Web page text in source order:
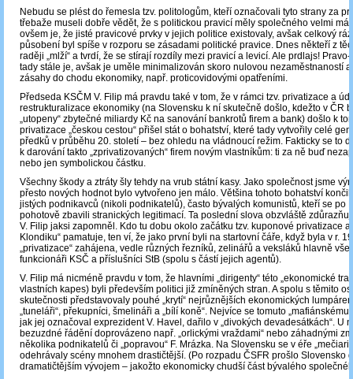
Nebudu se plést do řemesla tzv. politologům, kteří označovali tyto strany za
třebaže museli dobře vědět, že s politickou pravicí měly společného velmi
ovšem je, že jisté pravicové prvky v jejich politice existovaly, avšak celkový
působení byl spíše v rozporu se zásadami politické pravice. Dnes někteří z
raději „mlží“ a tvrdí, že se stírají rozdíly mezi pravicí a levicí. Ale prdlajs!
tady stále je, avšak je uměle minimalizován skoro nulovou nezaměstnaností
zásahy do chodu ekonomiky, např. proticovidovými opatřeními.
Předseda KSČM V. Filip má pravdu také v tom, že v rámci tzv. privatizace a
restrukturalizace ekonomiky (na Slovensku k ní skutečně došlo, kdežto v ČR
„utopeny“ zbytečné miliardy Kč na sanování bankrotů firem a bank) došlo k
privatizace „českou cestou“ přišel stát o bohatství, které tady vytvořily celé
předků v průběhu 20. století – bez ohledu na vládnoucí režim. Fakticky se to
k darování takto „zprivatizovaných“ firem novým vlastníkům: ti za ně buď
nebo jen symbolickou částku.
Všechny škody a ztráty šly tehdy na vrub státní kasy. Jako společnost jsme
přesto nových hodnot bylo vytvořeno jen málo. Většina tohoto bohatství
jistých podnikavců (nikoli podnikatelů), často bývalých komunistů, kteří se po
pohotově zbavili stranických legitimací. Ta poslední slova obzvláště
V. Filip jaksi zapomněl. Kdo tu dobu okolo začátku tzv. kuponové privatizace a
Klondiku“ pamatuje, ten ví, že jako první byli na startovní čáře, když byla v r.
„privatizace“ zahájena, vedle různých řezníků, zelinářů a veksláků hlavně
funkcionáři KSČ a příslušníci StB (spolu s částí jejich agentů).
V. Filip má nicméně pravdu v tom, že hlavními „dirigenty“ této „ekonomické
vlastních kapes) byli především politici již zmíněných stran. A spolu s těmito
skutečnosti představovaly pouhé „krytí“ nejrůznějších ekonomických
„tuneláři“, překupníci, šmelináři a „bílí koně“. Nejvíce se tomuto „mafiánskému
jak jej označoval exprezident V. Havel, dařilo v „divokých devadesátkách“. U
bezuzdné řádění doprovázeno např. „orlickými vraždami“ nebo záhadnými
několika podnikatelů či „popravou“ F. Mrázka. Na Slovensku se v éře
odehrávaly scény mnohem drastičtější. (Po rozpadu ČSFR prošlo Slovensko
dramatičtějším vývojem – jakožto ekonomicky chudší část bývalého